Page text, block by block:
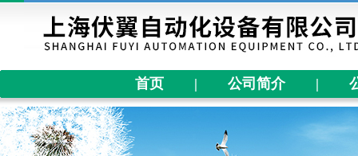
首页 | 公司简介 |